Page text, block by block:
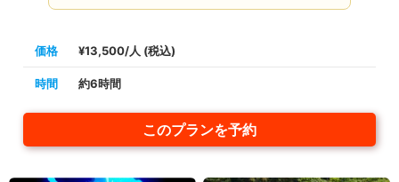
価格 ¥13,500/人 (税込)
時間 約6時間
このプランを予約